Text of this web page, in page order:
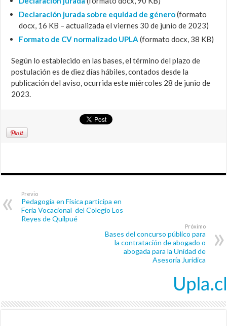
Declaración jurada sobre equidad de género(formato
docx, 16 KB – actualizada el viernes 30 de junio de 2023)
Formato de CV normalizado UPLA (formato docx, 38 KB)
Según lo establecido en las bases, el término del plazo de
postulación es de diez días hábiles, contados desde la
publicación del aviso, ocurrida este miércoles 28 de junio de
2023.
Previo
Pedagogía en Física participa en
Feria Vocacional del Colegio Los
Reyes de Quilpué
Próximo
Bases del concurso público para
la contratación de abogado o
abogada para la Unidad de
Asesoría Jurídica